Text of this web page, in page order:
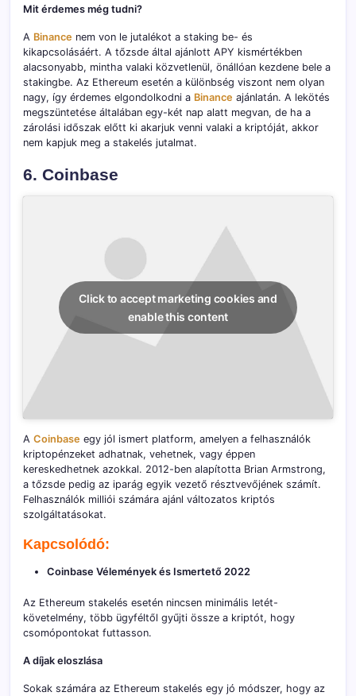
Mit érdemes még tudni?
A Binance nem von le jutalékot a staking be- és
kikapcsolásáért. A tőzsde által ajánlott APY kismértékben
alacsonyabb, mintha valaki közvetlenül, önállóan kezdene bele a
stakingbe. Az Ethereum esetén a különbség viszont nem olyan
nagy, így érdemes elgondolkodni a Binance ajánlatán. A lekötés
megszüntetése általában egy-két nap alatt megvan, de ha a
zárolási időszak előtt ki akarjuk venni valaki a kriptóját, akkor
nem kapjuk meg a stakelés jutalmat.
6. Coinbase
Click to accept marketing cookies and
enable this content
A Coinbase egy jól ismert platform, amelyen a felhasználók
kriptopénzeket adhatnak, vehetnek, vagy éppen
kereskedhetnek azokkal. 2012-ben alapította Brian Armstrong,
a tőzsde pedig az iparág egyik vezető résztvevőjének számít.
Felhasználók milliói számára ajánl változatos kriptós
szolgáltatásokat.
Kapcsolódó:
Coinbase Vélemények és Ismertető 2022
Az Ethereum stakelés esetén nincsen minimális letét-
követelmény, több ügyféltől gyűjti össze a kriptót, hogy
csomópontokat futtasson.
A díjak eloszlása
Sokak számára az Ethereum stakelés egy jó módszer, hogy az